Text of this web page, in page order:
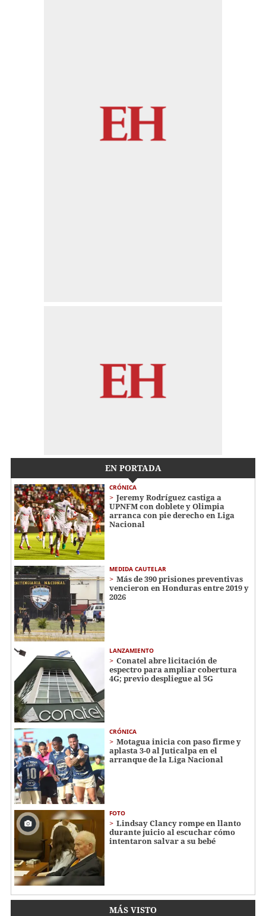
EN PORTADA
CRÓNICA
Jeremy Rodríguez castiga a
UPNFM con doblete y Olimpia
arranca con pie derecho en Liga
Nacional
MEDIDA CAUTELAR
Más de 390 prisiones preventivas
vencieron en Honduras entre 2019 y
2026
LANZAMIENTO
Conatel abre licitación de
espectro para ampliar cobertura
4G; previo despliegue al 5G
CRÓNICA
Motagua inicia con paso firme y
aplasta 3-0 al Juticalpa en el
arranque de la Liga Nacional
FOTO
Lindsay Clancy rompe en llanto
durante juicio al escuchar cómo
intentaron salvar a su bebé
MÁS VISTO